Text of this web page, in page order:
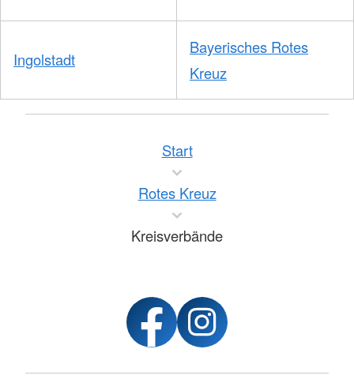
Ingolstadt
Bayerisches Rotes
Kreuz
Start
Rotes Kreuz
Kreisverbände